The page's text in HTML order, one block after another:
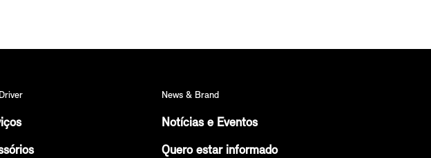
News & Brand
Notícias e Eventos
Quero estar informado